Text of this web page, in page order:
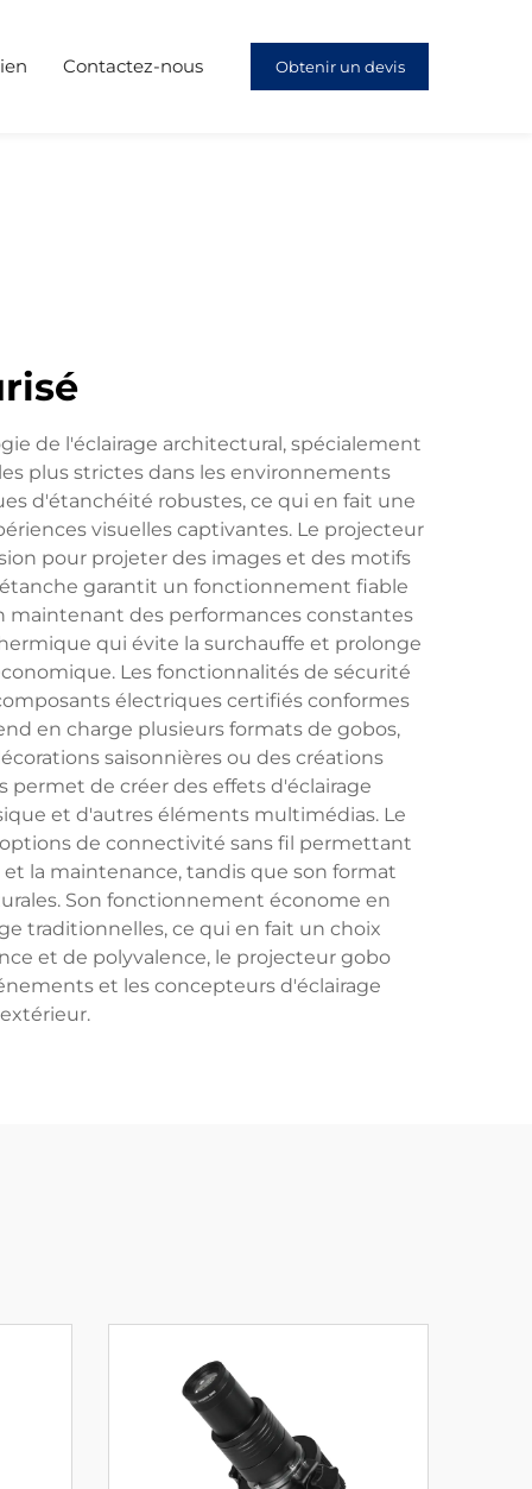
Contactez-nous Obtenir un devis
de l'éclairage architectural, spécialement
plus strictes dans les environnements
d'étanchéité robustes, ce qui en fait une
visuelles captivantes. Le projecteur
pour projeter des images et des motifs
garantit un fonctionnement fiable
maintenant des performances constantes
qui évite la surchauffe et prolonge
Les fonctionnalités de sécurité
électriques certifiés conformes
en charge plusieurs formats de gobos,
saisonnières ou des créations
de créer des effets d'éclairage
et d'autres éléments multimédias. Le
de connectivité sans fil permettant
la maintenance, tandis que son format
Son fonctionnement économe en
traditionnelles, ce qui en fait un choix
et de polyvalence, le projecteur gobo
et les concepteurs d'éclairage